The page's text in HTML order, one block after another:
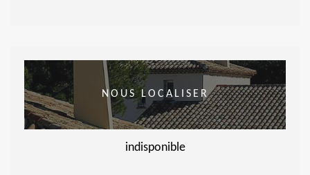
NOUS LOCALISER
indisponible